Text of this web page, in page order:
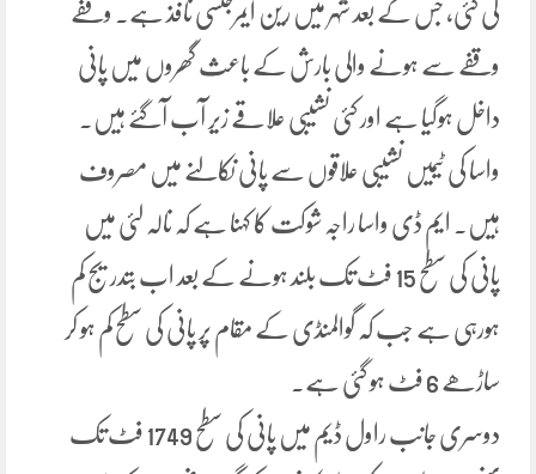
کی گئی، جس کے بعد شہر میں رین ایمرجنسی نافذ ہے۔ وقفے
وقفے سے ہونے والی بارش کے باعث گھروں میں پانی
داخل ہوگیا ہے اور کئی نشیبی علاقے زیر آب آگئے ہیں۔
واسا کی ٹیمیں نشیبی علاقوں سے پانی نکالنے میں مصروف
ہیں۔ ایم ڈی واسا راجہ شوکت کا کہنا ہے کہ نالہ لئی میں
پانی کی سطح 15 فٹ تک بلند ہونے کے بعد اب بتدریج کم
ہورہی ہے جب کہ گوالمنڈی کے مقام پر پانی کی سطح کم ہو کر
ساڑھے 6 فٹ ہو گئی ہے۔
دوسری جانب راول ڈیم میں پانی کی سطح 1749 فٹ تک